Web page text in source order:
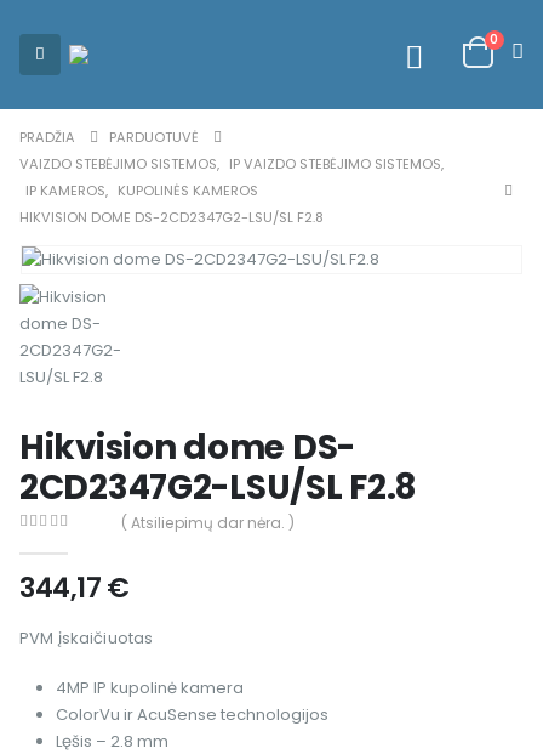
0
PRADŽIA
PARDUOTUVĖ
VAIZDO STEBĖJIMO SISTEMOS, IP VAIZDO STEBĖJIMO SISTEMOS,
IP KAMEROS, KUPOLINĖS KAMEROS
HIKVISION DOME DS-2CD2347G2-LSU/SL F2.8
Hikvision dome DS-
2CD2347G2-LSU/SL F2.8
( Atsiliepimų dar nėra. )
344,17€
PVM įskaičiuotas
4MP IP kupolinė kamera
ColorVu ir AcuSense technologijos
Lęšis – 2.8 mm